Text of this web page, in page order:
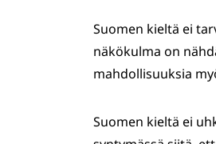
Suomen kieltä ei
näkökulma on
mahdollisuuksia
Suomen kieltä ei